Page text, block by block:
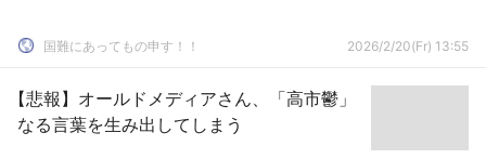
国難にあってもの申す！！ 2026/2/20(Fr) 13:55
【悲報】オールドメディアさん、「高市鬱」
なる言葉を生み出してしまう